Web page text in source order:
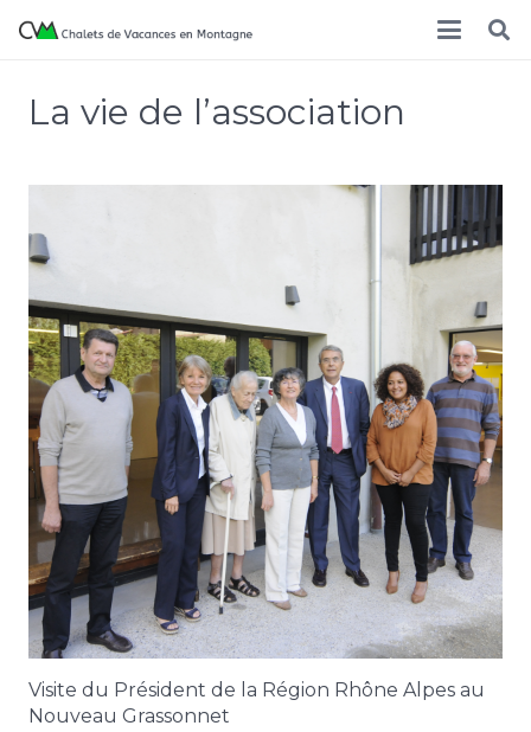
La vie de l’association
Visite du Président de la Région Rhône Alpes au
Nouveau Grassonnet